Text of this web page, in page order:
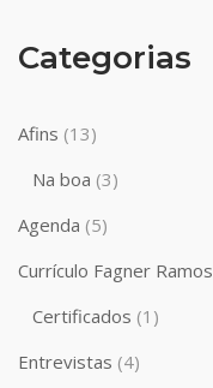
Categorias
Afins (13)
Na boa (3)
Agenda (5)
Currículo Fagner Ramos
Certificados (1)
Entrevistas (4)